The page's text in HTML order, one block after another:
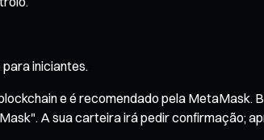
iniciantes.
e é recomendado pela
A sua carteira irá pedir confirmação;